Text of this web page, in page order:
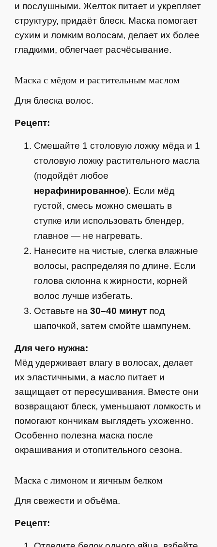
и послушными. Желток питает и укрепляет
структуру, придаёт блеск. Маска помогает
сухим и ломким волосам, делает их более
гладкими, облегчает расчёсывание.
Маска с мёдом и растительным маслом
Для блеска волос.
Рецепт:
Смешайте 1 столовую ложку мёда и 1
столовую ложку растительного масла
(подойдёт любое
нерафинированное). Если мёд
густой, смесь можно смешать в
ступке или использовать блендер,
главное — не нагревать.
Нанесите на чистые, слегка влажные
волосы, распределяя по длине. Если
голова склонна к жирности, корней
волос лучше избегать.
Оставьте на30–40 минут под
шапочкой, затем смойте шампунем.
Для чего нужна:
Мёд удерживает влагу в волосах, делает
их эластичными, а масло питает и
защищает от пересушивания. Вместе они
возвращают блеск, уменьшают ломкость и
помогают кончикам выглядеть ухоженно.
Особенно полезна маска после
окрашивания и отопительного сезона.
Маска с лимоном и яичным белком
Для свежести и объёма.
Рецепт: